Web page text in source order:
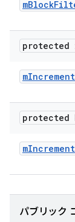
mBlock
m
protected
m
パブリック